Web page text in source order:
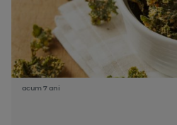
acum 7 ani